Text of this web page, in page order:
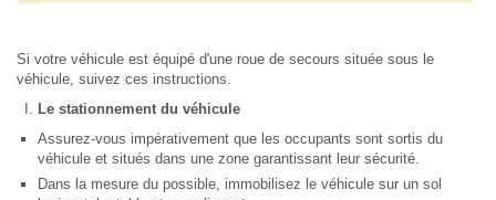
Si votre véhicule est équipé d'une roue de secours située sous le
véhicule, suivez ces instructions.
Le stationnement du véhicule
Assurez-vous impérativement que les occupants sont sortis du
véhicule et situés dans une zone garantissant leur sécurité.
Dans la mesure du possible, immobilisez le véhicule sur un sol